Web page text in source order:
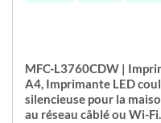
MFC-L3760CDW |
A4, Imprimante LED
silencieuse pour la
au réseau câblé ou Wi-Fi.